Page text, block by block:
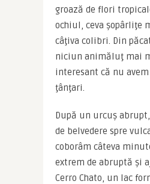
groază de flori
ochiul, ceva şopârliţe
câţiva colibri. Din
niciun animăluţ mai
interesant că nu avem
ţânţari.
După un urcuş
de belvedere spre
coborâm câteva
extrem de abruptă şi
Cerro Chato, un lac